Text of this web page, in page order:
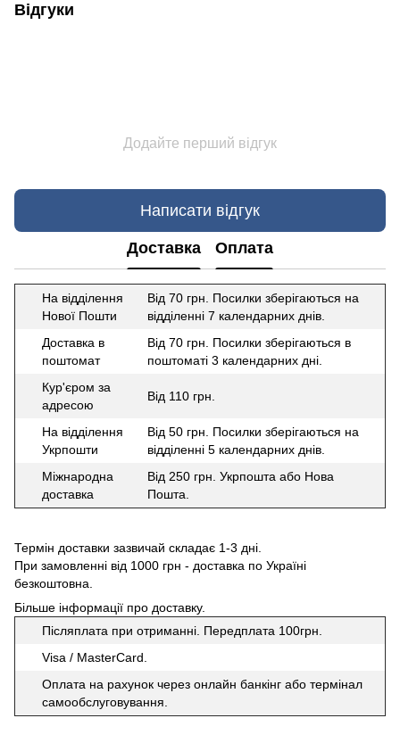
Відгуки
Додайте перший відгук
Написати відгук
Доставка Оплата
На відділення
Нової Пошти
Від 70 грн. Посилки зберігаються на
відділенні 7 календарних днів.
Доставка в
поштомат
Від 70 грн. Посилки зберігаються в
поштоматі 3 календарних дні.
Кур'єром за
адресою
Від 110 грн.
На відділення
Укрпошти
Від 50 грн. Посилки зберігаються на
відділенні 5 календарних днів.
Міжнародна
доставка
Від 250 грн. Укрпошта або Нова
Пошта.
Термін доставки зазвичай складає 1-3 дні.
При замовленні від 1000 грн - доставка по Україні
безкоштовна.
Більше інформації про доставку.
Післяплата при отриманні. Передплата 100грн.
Visa / MasterCard.
Оплата на рахунок через онлайн банкінг або термінал
самообслуговування.